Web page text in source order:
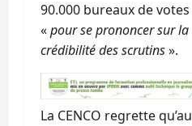
90.000 bureaux de votes
«pour se prononcer sur la
crédibilité des scrutins».
La CENCO regrette qu’au